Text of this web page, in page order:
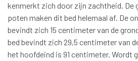
kenmerkt zich door zijn zachtheid. De
poten maken dit bed helemaal af. De
bevindt zich 15 centimeter van de
bed bevindt zich 29,5 centimeter van
het hoofdeind is 91 centimeter. Wordt